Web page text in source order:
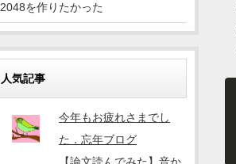
2048を作りたかった
人気記事
今年もお疲れさまでし
た．忘年ブログ